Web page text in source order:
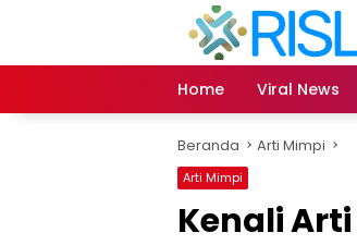
Home Viral News
Beranda Arti Mimpi
Arti Mimpi
Kenali